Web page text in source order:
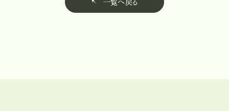
一覧へ戻る
一覧へ戻る